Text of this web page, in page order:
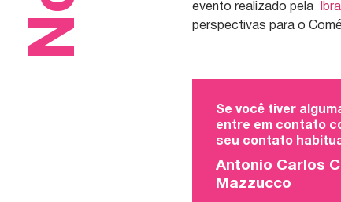
evento realizado pela
perspectivas para o
Se você tiver
entre em contato
seu contato
Antonio Carlos
Mazzucco